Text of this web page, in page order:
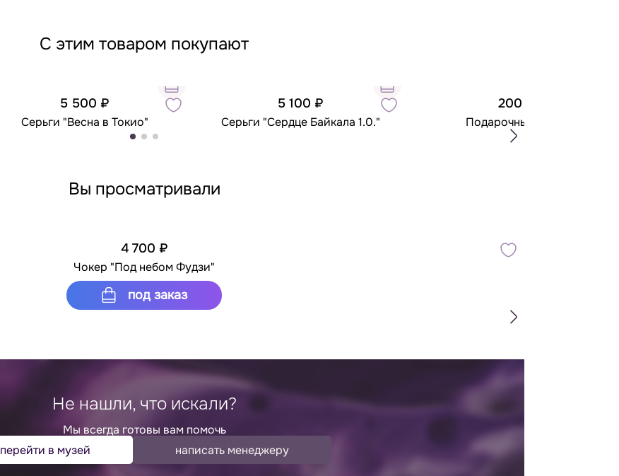
С этим товаром покупают
5 500 ₽
Серьги "Весна в Токио"
5 100 ₽
Серьги "Сердце Байкала 1.0."
200 ₽
Подарочный пакет
Вы просматривали
4 700 ₽
Чокер "Под небом Фудзи"
под заказ
Не нашли, что искали?
Мы всегда готовы вам помочь
перейти в музей
написать менеджеру